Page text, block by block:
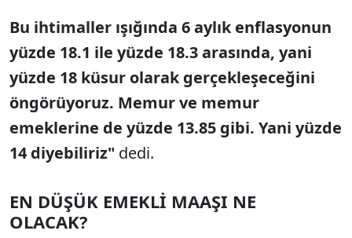
Bu ihtimaller ışığında 6 aylık enflasyonun
yüzde 18.1 ile yüzde 18.3 arasında, yani
yüzde 18 küsur olarak gerçekleşeceğini
öngörüyoruz. Memur ve memur
emeklerine de yüzde 13.85 gibi. Yani yüzde
14 diyebiliriz" dedi.
EN DÜŞÜK EMEKLİ MAAŞI NE
OLACAK?